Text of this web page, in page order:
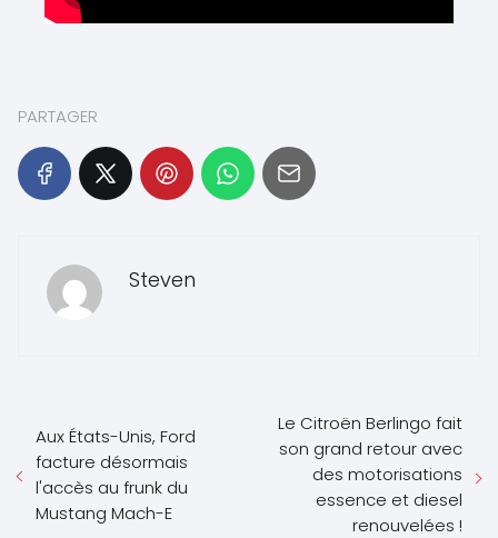
PARTAGER
Steven
Aux États-Unis, Ford
facture désormais
l'accès au frunk du
Mustang Mach-E
Le Citroën Berlingo fait
son grand retour avec
des motorisations
essence et diesel
renouvelées !